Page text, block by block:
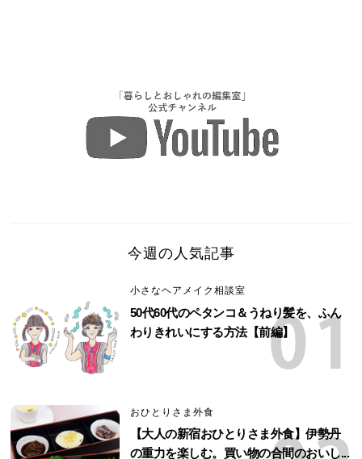
今週の人気記事
小さなヘアメイク相談室
50代60代のペタンコ＆うねり髪を、ふん
わりきれいにする方法【前編】
おひとりさま外食
【大人の新宿おひとりさま外食】伊勢丹
の重力を楽しむ。買い物の合間のおいし...